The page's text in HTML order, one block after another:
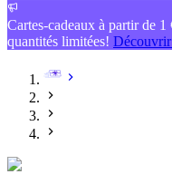
Cartes-cadeaux à partir de
quantités limitées! Découvrir